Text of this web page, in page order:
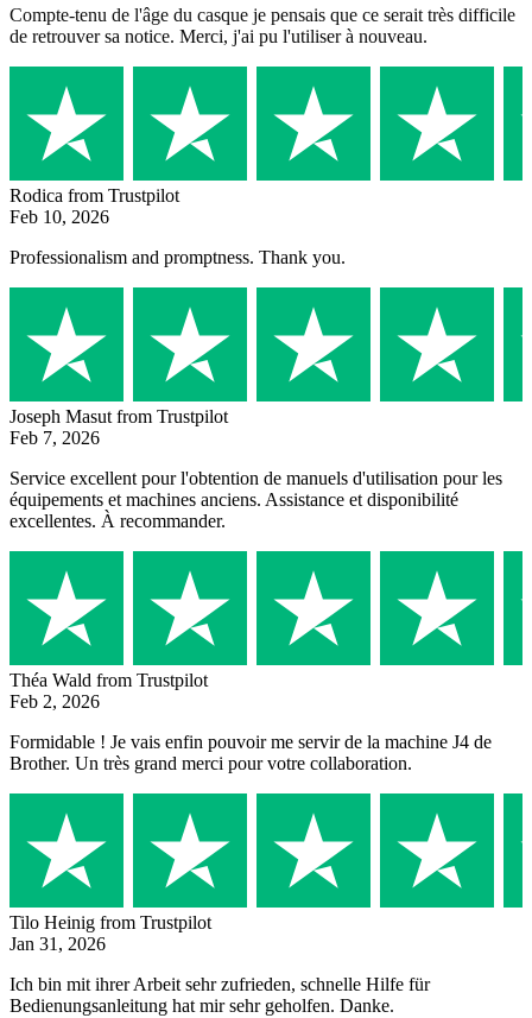
Compte-tenu de l'âge du casque je pensais que ce serait très difficile
de retrouver sa notice. Merci, j'ai pu l'utiliser à nouveau.
Rodica from Trustpilot
Feb 10, 2026
Professionalism and promptness. Thank you.
Joseph Masut from Trustpilot
Feb 7, 2026
Service excellent pour l'obtention de manuels d'utilisation pour les
équipements et machines anciens. Assistance et disponibilité
excellentes. À recommander.
Théa Wald from Trustpilot
Feb 2, 2026
Formidable ! Je vais enfin pouvoir me servir de la machine J4 de
Brother. Un très grand merci pour votre collaboration.
Tilo Heinig from Trustpilot
Jan 31, 2026
Ich bin mit ihrer Arbeit sehr zufrieden, schnelle Hilfe für
Bedienungsanleitung hat mir sehr geholfen. Danke.